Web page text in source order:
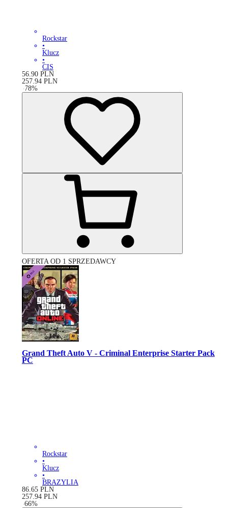
Rockstar
•
Klucz
•
CIS
56.90 PLN
257.94 PLN
-78%
OFERTA OD 1 SPRZEDAWCY
Grand Theft Auto V - Criminal Enterprise Starter Pack
PC
Rockstar
•
Klucz
•
BRAZYLIA
86.65 PLN
257.94 PLN
-66%